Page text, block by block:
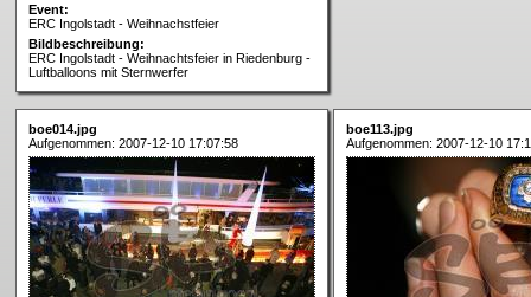
Event:
ERC Ingolstadt - Weihnachstfeier
Bildbeschreibung:
ERC Ingolstadt - Weihnachtsfeier in Riedenburg -
Luftballoons mit Sternwerfer
boe014.jpg
Aufgenommen: 2007-12-10 17:07:58
boe113.jpg
Aufgenommen: 2007-12-10